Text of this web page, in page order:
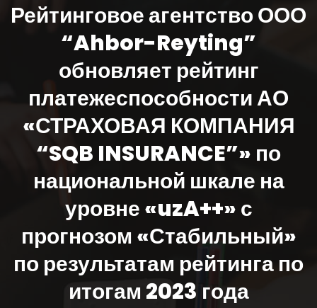
Рейтинговое агентство ООО
“Ahbor-Reyting”
обновляет рейтинг
платежеспособности АО
«СТРАХОВАЯ КОМПАНИЯ
“SQB INSURANCE”» по
национальной шкале на
уровне «uzA++» с
прогнозом «Стабильный»
по результатам рейтинга по
итогам 2023 года